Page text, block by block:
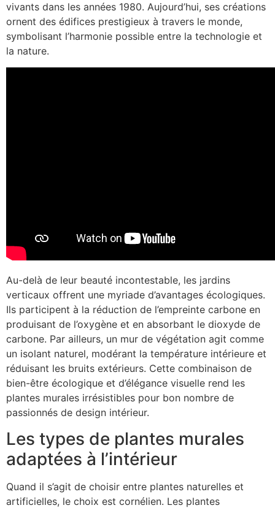
vivants dans les années 1980. Aujourd’hui, ses créations
ornent des édifices prestigieux à travers le monde,
symbolisant l’harmonie possible entre la technologie et
la nature.
Au-delà de leur beauté incontestable, les jardins
verticaux offrent une myriade d’avantages écologiques.
Ils participent à la réduction de l’empreinte carbone en
produisant de l’oxygène et en absorbant le dioxyde de
carbone. Par ailleurs, un mur de végétation agit comme
un isolant naturel, modérant la température intérieure et
réduisant les bruits extérieurs. Cette combinaison de
bien-être écologique et d’élégance visuelle rend les
plantes murales irrésistibles pour bon nombre de
passionnés de design intérieur.
Les types de plantes murales
adaptées à l’intérieur
Quand il s’agit de choisir entre plantes naturelles et
artificielles, le choix est cornélien. Les plantes